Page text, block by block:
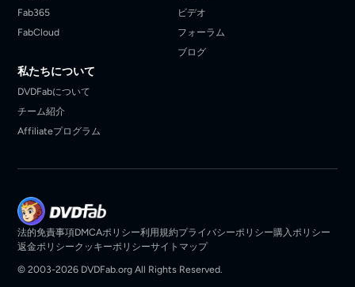
Fab365
FabCloud
ビデオ
フォーラム
ブログ
私たちについて
DVDFabについて
チーム紹介
Affiliateプログラム
法的免責事項DMCAポリシー利用規約プライバシーポリシー購入ポリシー
返金ポリシークッキーポリシーサイトマップ
© 2003-2026 DVDFab.org All Rights Reserved.